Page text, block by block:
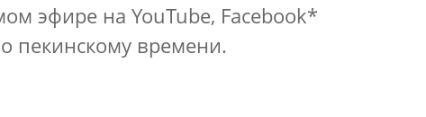
эфире на YouTube, Facebook*
пекинскому времени.